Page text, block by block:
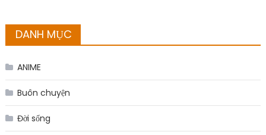
DANH MỤC
ANIME
Buôn chuyện
Đời sống